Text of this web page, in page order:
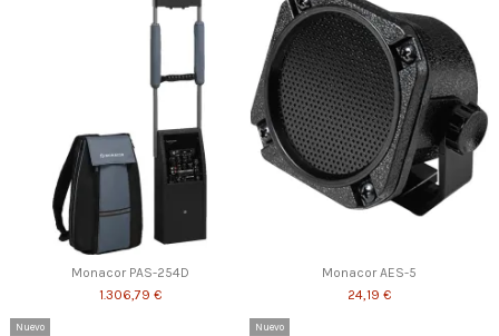
Monacor PAS-254D
1.306,79 €
Monacor AES-5
24,19 €
Nuevo Nuevo